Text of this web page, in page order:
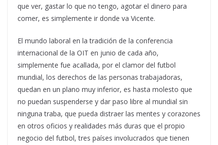
que ver, gastar lo que no tengo, agotar el dinero para
comer, es simplemente ir donde va Vicente.
El mundo laboral en la tradición de la conferencia
internacional de la OIT en junio de cada año,
simplemente fue acallada, por el clamor del futbol
mundial, los derechos de las personas trabajadoras,
quedan en un plano muy inferior, es hasta molesto que
no puedan suspenderse y dar paso libre al mundial sin
ninguna traba, que pueda distraer las mentes y corazones
en otros oficios y realidades más duras que el propio
negocio del futbol, tres países involucrados que tienen